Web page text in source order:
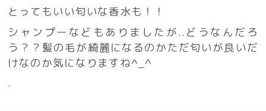
とってもいい匂いな香水も！！
シャンプーなどもありましたが..どうなんだろ
う？？髪の毛が綺麗になるのかただ匂いが良いだ
けなのか気になりますね^_^
.